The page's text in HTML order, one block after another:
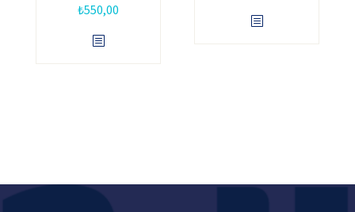
₺550,00